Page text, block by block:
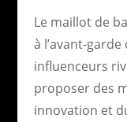
Le maillot de
à l’avant-
influenceurs
proposer des
innovation et